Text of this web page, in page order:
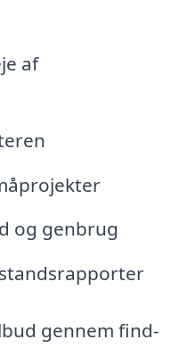
af
og genbrug
gennem find-